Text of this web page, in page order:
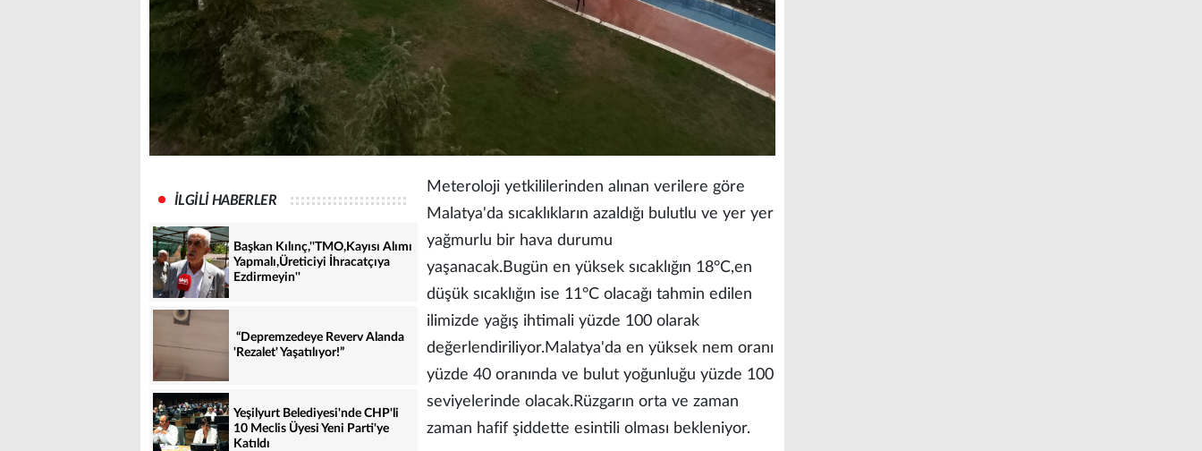
İLGİLİ HABERLER
Başkan Kılınç,''TMO,Kayısı Alımı
Yapmalı,Üreticiyi İhracatçıya
Ezdirmeyin''
“Depremzedeye Reverv Alanda
'Rezalet' Yaşatılıyor!”
Yeşilyurt Belediyesi'nde CHP'li
10 Meclis Üyesi Yeni Parti'ye
Katıldı
Meteroloji yetkililerinden alınan verilere göre
Malatya'da sıcaklıkların azaldığı bulutlu ve yer yer
yağmurlu bir hava durumu
yaşanacak.Bugün en yüksek sıcaklığın 18°C,en
düşük sıcaklığın ise 11°C olacağı tahmin edilen
ilimizde yağış ihtimali yüzde 100 olarak
değerlendiriliyor.Malatya'da en yüksek nem oranı
yüzde 40 oranında ve bulut yoğunluğu yüzde 100
seviyelerinde olacak.Rüzgarın orta ve zaman
zaman hafif şiddette esintili olması bekleniyor.